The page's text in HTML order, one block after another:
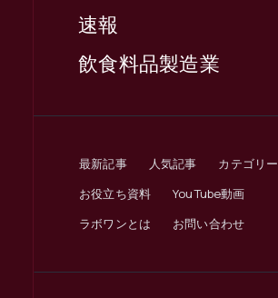
速報
飲食料品製造業
最新記事 人気記事
カテゴリー
お役立ち資料
YouTube動画
ラボワンとは
お問い合わせ